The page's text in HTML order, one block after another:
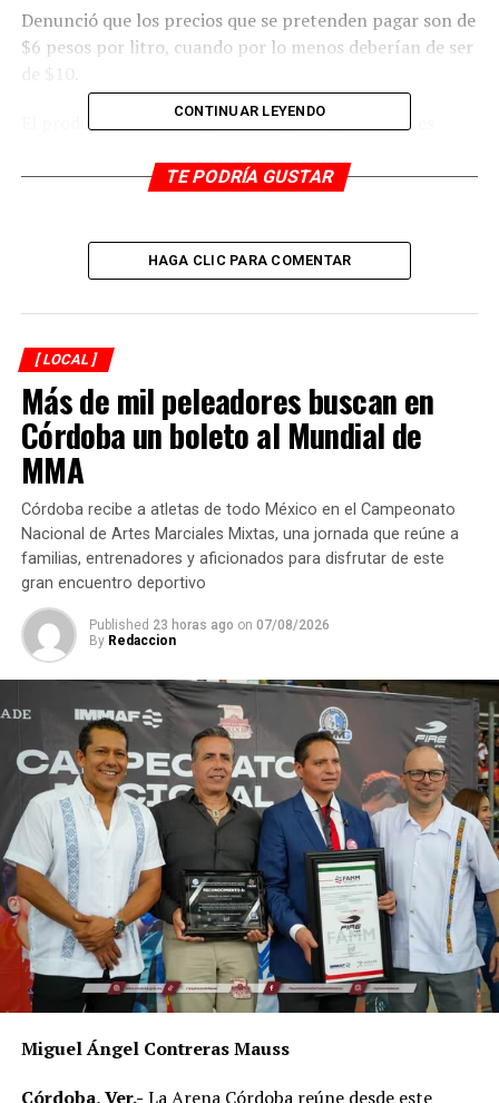
Denunció que los precios que se pretenden pagar son de
$6 pesos por litro, cuando por lo menos deberían de ser
El productor Tress Zilly, señaló que el panorama es
extinción debido a estos dos fenómenos.
Acuerdan diálogo Antorchistas
CONTINUAR LEYENDO
TE PODRÍA GUSTAR
HAGA CLIC PARA COMENTAR
[ LOCAL ]
Más de mil peleadores buscan en
Córdoba un boleto al Mundial de
MMA
Córdoba recibe a atletas de todo México en el Campeonato
Nacional de Artes Marciales Mixtas, una jornada que reúne a
familias, entrenadores y aficionados para disfrutar de este
gran encuentro deportivo
Published 23 horas ago on 07/08/2026
By Redaccion
Miguel Ángel Contreras Mauss
Córdoba, Ver.- La Arena Córdoba reúne desde este